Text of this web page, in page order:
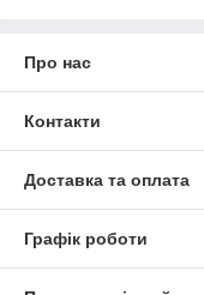
Про нас
Контакти
Доставка та оплата
Графік роботи